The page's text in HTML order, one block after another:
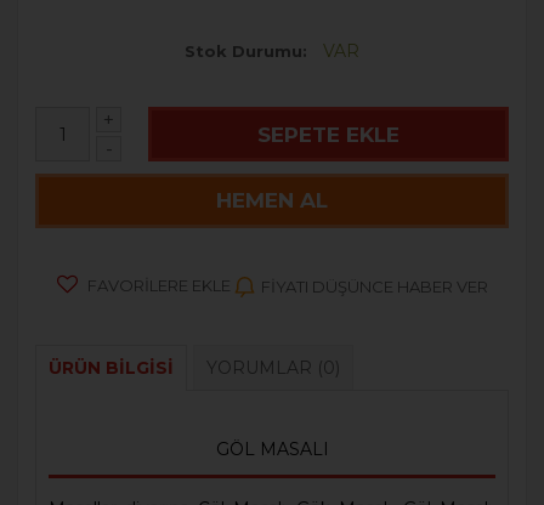
Stok Durumu VAR
+
-
SEPETE EKLE
HEMEN AL
FAVORILERE EKLE FIYATI DÜŞÜNCE HABER VER
ÜRÜN BILGISI YORUMLAR (0)
GÖL MASALI